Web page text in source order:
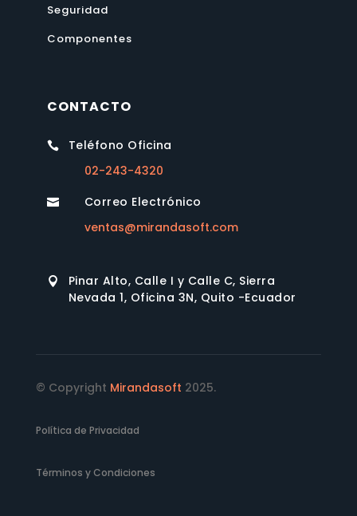
Seguridad
Componentes
CONTACTO

Teléfono Oficina
02-243-4320

Correo Electrónico
ventas@mirandasoft.com

Pinar Alto, Calle I y Calle C, Sierra
Nevada 1, Oficina 3N, Quito -Ecuador
© Copyright Mirandasoft 2025.
Política de Privacidad
Términos y Condiciones